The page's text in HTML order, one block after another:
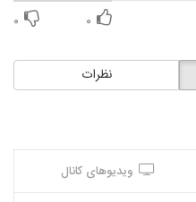
محمود زمانی سر به راه
۰ ۰
نظرات
ویدیوهای کانال